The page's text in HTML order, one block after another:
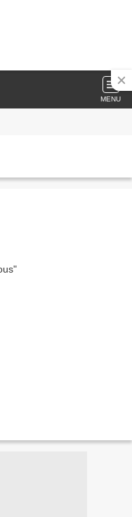
MENU